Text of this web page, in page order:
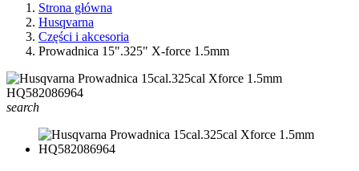
Strona główna
Husqvarna
Części i akcesoria
Prowadnica 15".325" X-force 1.5mm
search